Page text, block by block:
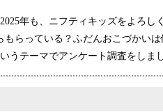
年も、ニフティキッズをよろしく
らっている？ふだんおこづかいは
うテーマでアンケート調査をしまし